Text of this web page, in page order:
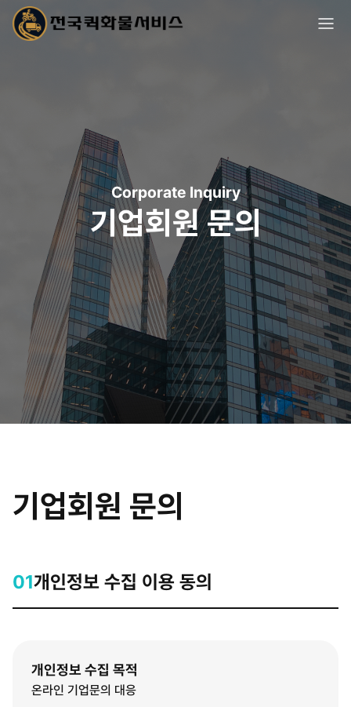
Corporate Inquiry
기업회원 문의
기업회원 문의
01개인정보 수집 이용 동의
개인정보 수집 목적
온라인 기업문의 대응